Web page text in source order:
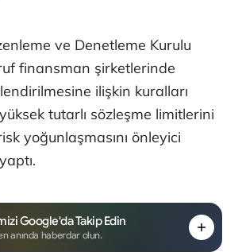
ve Denetleme Kurulu
finansman şirketlerinde
ilişkin kuralları
yüksek tutarlı sözleşme limitlerini
yoğunlaşmasını önleyici
Google'da Takip Edin
anında haberdar olun.